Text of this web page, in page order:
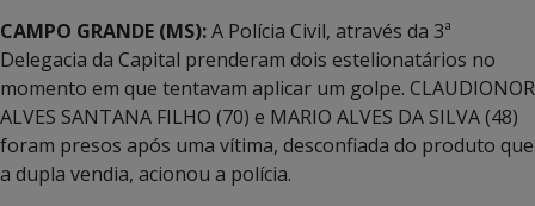
CAMPO GRANDE (MS):A Polícia Civil, através da 3ª
Delegacia da Capital prenderam dois estelionatários no
momento em que tentavam aplicar um golpe. CLAUDIONOR
ALVES SANTANA FILHO (70) e MARIO ALVES DA SILVA (48)
foram presos após uma vítima, desconfiada do produto que
a dupla vendia, acionou a polícia.